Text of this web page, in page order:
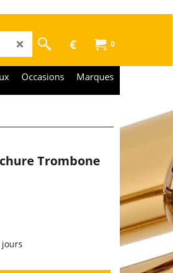
0
€
Occasions Marques
Trombone
jours